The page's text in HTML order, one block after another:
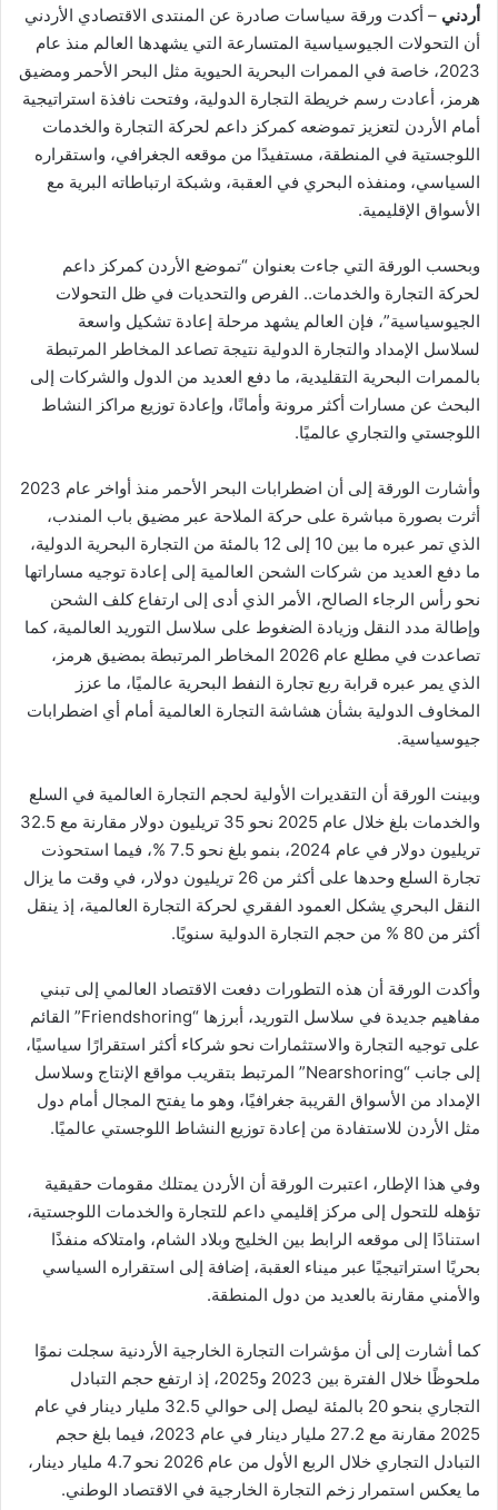
أردني – أكدت ورقة سياسات صادرة عن المنتدى الاقتصادي الأردني
أن التحولات الجيوسياسية المتسارعة التي يشهدها العالم منذ عام
2023، خاصة في الممرات البحرية الحيوية مثل البحر الأحمر ومضيق
هرمز، أعادت رسم خريطة التجارة الدولية، وفتحت نافذة استراتيجية
أمام الأردن لتعزيز تموضعه كمركز داعم لحركة التجارة والخدمات
اللوجستية في المنطقة، مستفيدًا من موقعه الجغرافي، واستقراره
السياسي، ومنفذه البحري في العقبة، وشبكة ارتباطاته البرية مع
الأسواق الإقليمية.
وبحسب الورقة التي جاءت بعنوان “تموضع الأردن كمركز داعم
لحركة التجارة والخدمات.. الفرص والتحديات في ظل التحولات
الجيوسياسية”، فإن العالم يشهد مرحلة إعادة تشكيل واسعة
لسلاسل الإمداد والتجارة الدولية نتيجة تصاعد المخاطر المرتبطة
بالممرات البحرية التقليدية، ما دفع العديد من الدول والشركات إلى
البحث عن مسارات أكثر مرونة وأمانًا، وإعادة توزيع مراكز النشاط
اللوجستي والتجاري عالميًا.
وأشارت الورقة إلى أن اضطرابات البحر الأحمر منذ أواخر عام 2023
أثرت بصورة مباشرة على حركة الملاحة عبر مضيق باب المندب،
الذي تمر عبره ما بين 10 إلى 12 بالمئة من التجارة البحرية الدولية،
ما دفع العديد من شركات الشحن العالمية إلى إعادة توجيه مساراتها
نحو رأس الرجاء الصالح، الأمر الذي أدى إلى ارتفاع كلف الشحن
وإطالة مدد النقل وزيادة الضغوط على سلاسل التوريد العالمية، كما
تصاعدت في مطلع عام 2026 المخاطر المرتبطة بمضيق هرمز،
الذي يمر عبره قرابة ربع تجارة النفط البحرية عالميًا، ما عزز
المخاوف الدولية بشأن هشاشة التجارة العالمية أمام أي اضطرابات
جيوسياسية.
وبينت الورقة أن التقديرات الأولية لحجم التجارة العالمية في السلع
والخدمات بلغ خلال عام 2025 نحو 35 تريليون دولار مقارنة مع 32.5
تريليون دولار في عام 2024، بنمو بلغ نحو 7.5 %، فيما استحوذت
تجارة السلع وحدها على أكثر من 26 تريليون دولار، في وقت ما يزال
النقل البحري يشكل العمود الفقري لحركة التجارة العالمية، إذ ينقل
أكثر من 80 % من حجم التجارة الدولية سنويًا.
وأكدت الورقة أن هذه التطورات دفعت الاقتصاد العالمي إلى تبني
مفاهيم جديدة في سلاسل التوريد، أبرزها “Friendshoring” القائم
على توجيه التجارة والاستثمارات نحو شركاء أكثر استقرارًا سياسيًا،
إلى جانب “Nearshoring” المرتبط بتقريب مواقع الإنتاج وسلاسل
الإمداد من الأسواق القريبة جغرافيًا، وهو ما يفتح المجال أمام دول
مثل الأردن للاستفادة من إعادة توزيع النشاط اللوجستي عالميًا.
وفي هذا الإطار، اعتبرت الورقة أن الأردن يمتلك مقومات حقيقية
تؤهله للتحول إلى مركز إقليمي داعم للتجارة والخدمات اللوجستية،
استنادًا إلى موقعه الرابط بين الخليج وبلاد الشام، وامتلاكه منفذًا
بحريًا استراتيجيًا عبر ميناء العقبة، إضافة إلى استقراره السياسي
والأمني مقارنة بالعديد من دول المنطقة.
كما أشارت إلى أن مؤشرات التجارة الخارجية الأردنية سجلت نموًا
ملحوظًا خلال الفترة بين 2023 و2025، إذ ارتفع حجم التبادل
التجاري بنحو 20 بالمئة ليصل إلى حوالي 32.5 مليار دينار في عام
2025 مقارنة مع 27.2 مليار دينار في عام 2023، فيما بلغ حجم
التبادل التجاري خلال الربع الأول من عام 2026 نحو 4.7 مليار دينار،
ما يعكس استمرار زخم التجارة الخارجية في الاقتصاد الوطني.